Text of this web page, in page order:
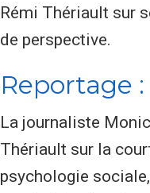
Rémi Thériault sur
de perspective.
Reportage
La journaliste
Thériault sur la
psychologie